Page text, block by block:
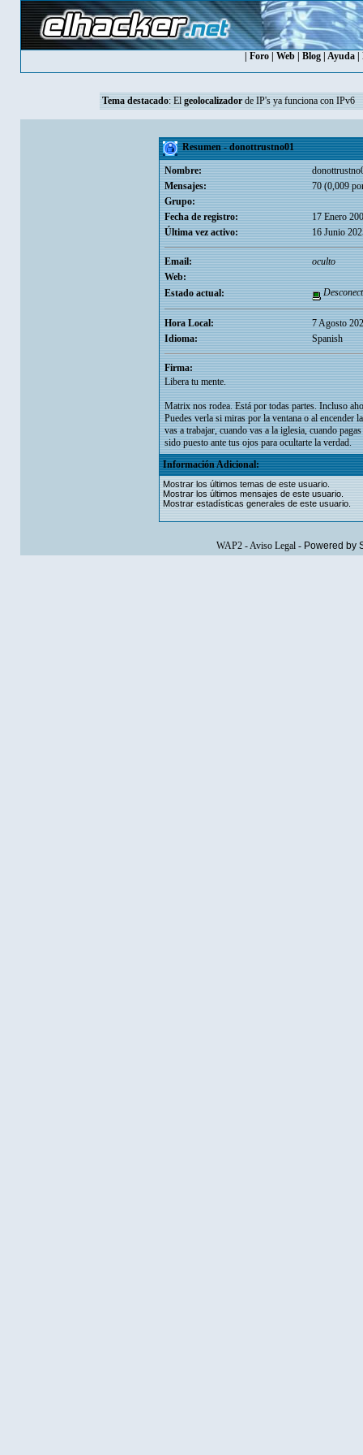
Foro| Web| Blog| Ayuda|
Tema destacado: El geolocalizadorde IP's ya funciona con IPv6
Resumen - donottrustno01
Nombre:
Mensajes:
70 (0,009
Grupo:
Fecha de registro:
17 Enero
Última vez activo:
16 Junio
Email:
oculto
Web:
Estado actual:
Hora Local:
7 Agosto
Idioma:
Spanish
Firma:
Libera tu mente.
Matrix nos rodea. Está por todas partes. Incluso
Puedes verla si miras por la ventana o al encender
vas a trabajar, cuando vas a la iglesia, cuando
sido puesto ante tus ojos para ocultarte la verdad.
Información Adicional:
Mostrar los últimos temas de este usuario.
Mostrar los últimos mensajes de este usuario.
Mostrar estadísticas generales de este usuario.
WAP2-Aviso Legal- Powered by